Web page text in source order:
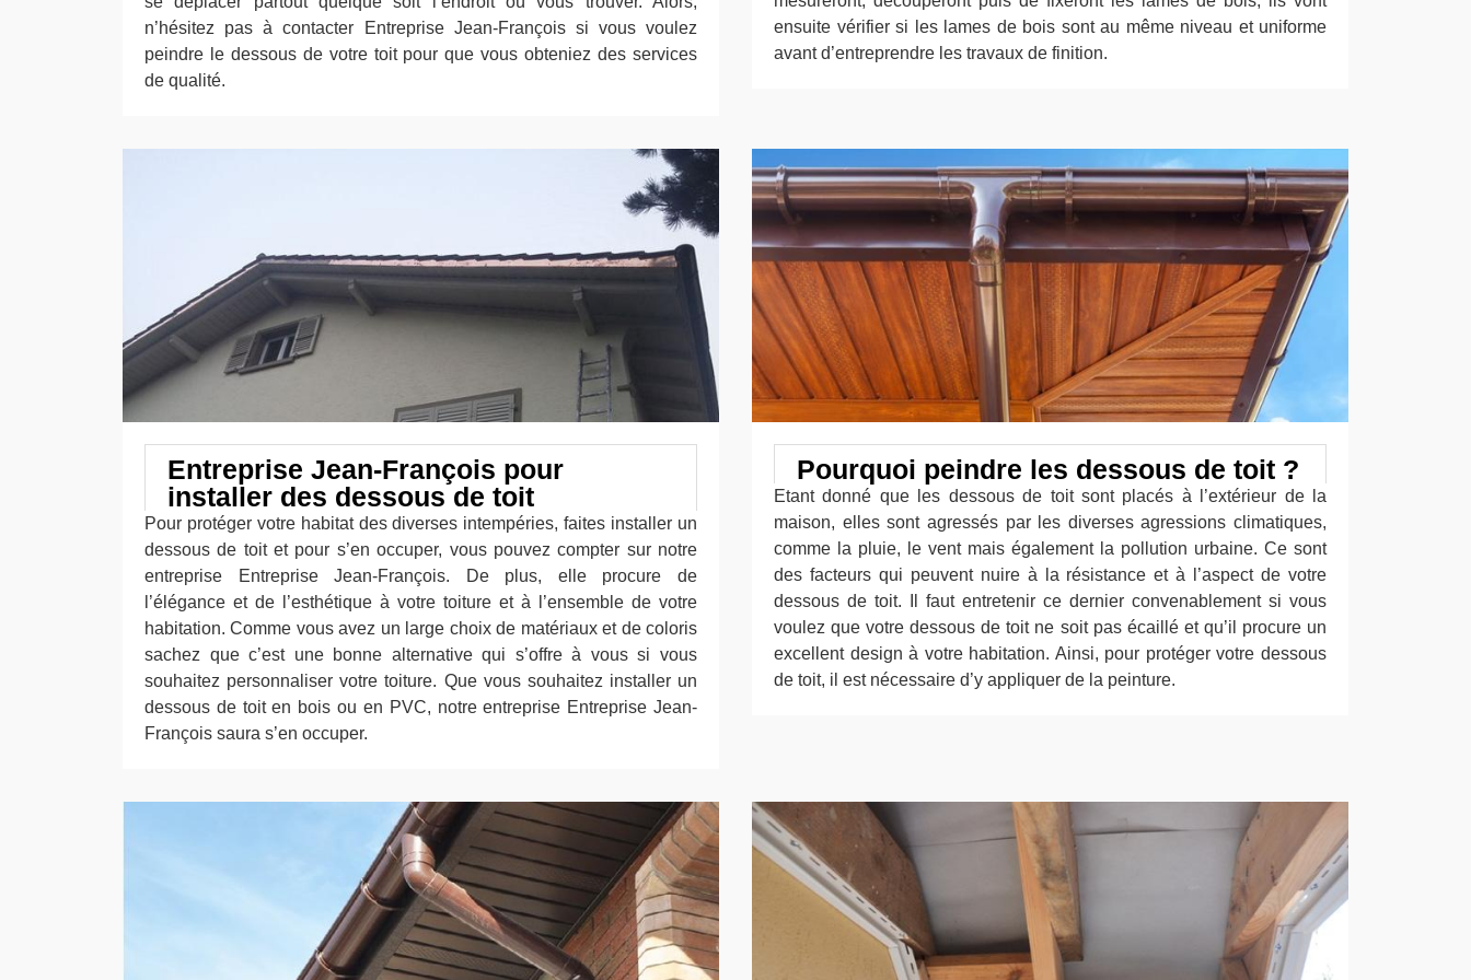
n’hésitez pas à contacter Entreprise Jean-François si vous voulez
peindre le dessous de votre toit pour que vous obteniez des services
de qualité.
ensuite vérifier si les lames de bois sont au même niveau et uniforme
avant d’entreprendre les travaux de finition.
Entreprise Jean-François pour
installer des dessous de toit
Pour protéger votre habitat des diverses intempéries, faites installer un
dessous de toit et pour s’en occuper, vous pouvez compter sur notre
entreprise Entreprise Jean-François. De plus, elle procure de
l’élégance et de l’esthétique à votre toiture et à l’ensemble de votre
habitation. Comme vous avez un large choix de matériaux et de coloris
sachez que c’est une bonne alternative qui s’offre à vous si vous
souhaitez personnaliser votre toiture. Que vous souhaitez installer un
dessous de toit en bois ou en PVC, notre entreprise Entreprise Jean-
François saura s’en occuper.
Pourquoi peindre les dessous de toit ?
Etant donné que les dessous de toit sont placés à l’extérieur de la
maison, elles sont agressés par les diverses agressions climatiques,
comme la pluie, le vent mais également la pollution urbaine. Ce sont
des facteurs qui peuvent nuire à la résistance et à l’aspect de votre
dessous de toit. Il faut entretenir ce dernier convenablement si vous
voulez que votre dessous de toit ne soit pas écaillé et qu’il procure un
excellent design à votre habitation. Ainsi, pour protéger votre dessous
de toit, il est nécessaire d’y appliquer de la peinture.